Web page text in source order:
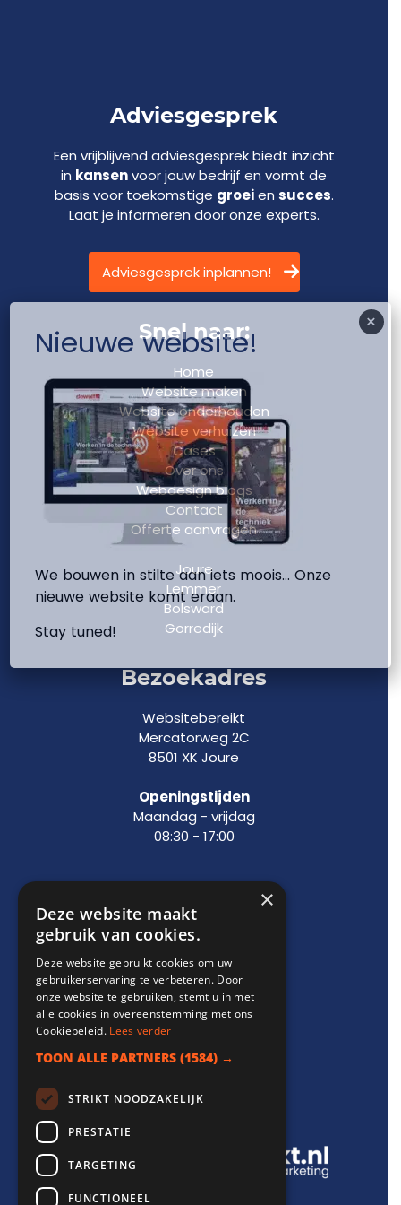
Adviesgesprek
Een vrijblijvend adviesgesprek biedt inzicht
in kansenvoor jouw bedrijf en vormt de
basis voor toekomstige groeien succes.
Laat je informeren door onze experts.
Adviesgesprek inplannen!
Snel naar:
Home
Website maken
Website onderhouden
Website verhuizen
Cases
Over ons
Webdesign blogs
Contact
Offerte aanvragen
Joure
Lemmer
Bolsward
Gorredijk
Bezoekadres
Websitebereikt
Mercatorweg 2C
8501 XK Joure
Openingstijden
Maandag - vrijdag
08:30 - 17:00
Support
info@websitebereikt.nl
085-8209770
Nieuwe website!
We bouwen in stilte aan iets moois… Onze
nieuwe website komt eraan.
Stay tuned!
×
×
Deze website maakt
gebruik van cookies.
Deze website gebruikt cookies om uw
gebruikerservaring te verbeteren. Door
onze website te gebruiken, stemt u in met
alle cookies in overeenstemming met ons
Cookiebeleid. Lees verder
TOON ALLE PARTNERS (1584) →
STRIKT NOODZAKELIJK
PRESTATIE
TARGETING
FUNCTIONEEL